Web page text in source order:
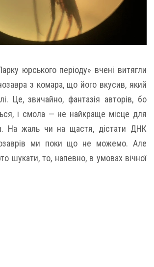
юрського періоду» вчені витягли
з комара, що його вкусив, який
Це, звичайно, фантазія авторів, бо
і смола — не найкраще місце для
На жаль чи на щастя, дістати ДНК
ми поки що не можемо. Але
шукати, то, напевно, в умовах вічної